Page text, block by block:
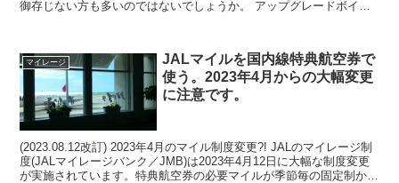
御存じない方も多いのではないでしょうか。 アップグレードボイン
マイレージ
JALマイルを国内線特典航空券で
使う。2023年4月からの大幅変更
に注意です。
(2023.08.12改訂) 2023年4月のマイル制度変更?! JALのマイレージ制
度(JALマイレージバンク／JMB)は2023年4月12日に大幅な制度変更
が実施されています。特典航空券の必要マイルが季節毎の固定制から